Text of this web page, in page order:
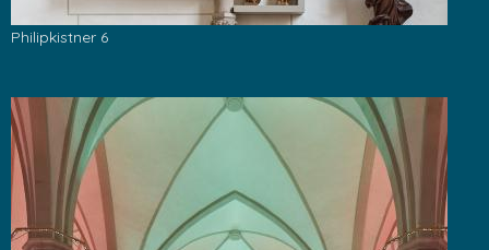
Philipkistner 6